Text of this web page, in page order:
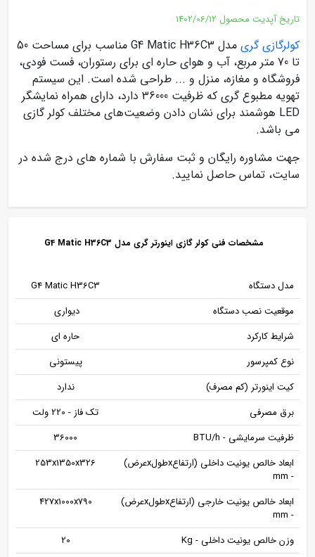
تاریخ آپدیت محصول 1402/06/12
کولرگازی گری
مدل G4 Matic H36C3 مناسب برای مساحت 50
تا 70 متر مربع، آب و هوای حاره ای برای رستوران، فست فودی،
فروشگاه و مغازه، منزل و ... طراحی شده است. این سیستم
تهویه مطبوع گری که ظرفیت 36000 دارد، دارای همراه نمایشگر
LED هوشمند برای نشان دادن وضعیت‌های مختلف کولر گازی
می باشد.
جهت مشاوره رایگان و ثبت سفارش با شماره های درج شده در
سایت، تماس حاصل نمایید.
مشخصات فنی کولر گازی اینورتر گری مدل G4 Matic H36C3
مدل دستگاه
G4 Matic H36C3
موقعیت نصب دستگاه
دیواری
شرایط کارکرد
حاره ای
نوع کمپرسور
پیستونی
کیت اینورتر (کم مصرف)
ندارد
برق مصرفی
تک فاز - 220 ولت
ظرفیت سرمایشی - BTU/h
36000
ابعاد خالص یونیت داخلی (ارتفاعxطولxعرض)
- mm
253x1350x326
ابعاد خالص یونیت خارجی (ارتفاعxطولxعرض)
- mm
427x1000x790
وزن خالص یونیت داخلی - Kg
20